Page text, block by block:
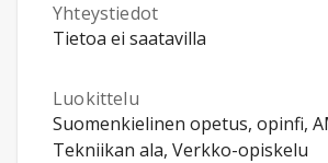
Yhteystiedot
Tietoa ei saatavilla
Luokittelu
Suomenkielinen opetus, opinfi,
Tekniikan ala, Verkko-opiskelu